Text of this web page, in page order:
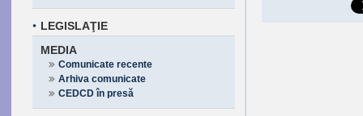
LEGISLAŢIE
MEDIA
Comunicate recente
Arhiva comunicate
CEDCD în presă